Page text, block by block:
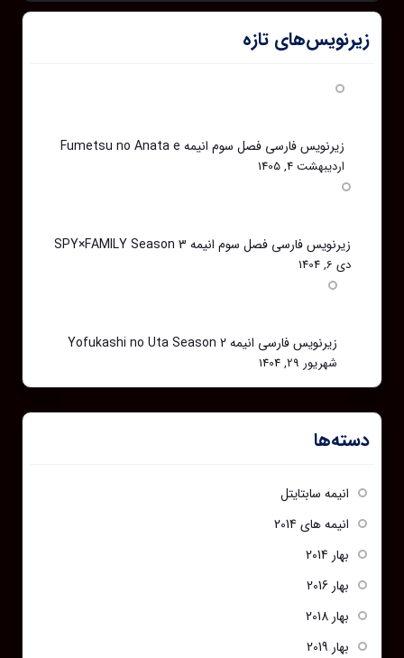
زیرنویس‌های تازه
زیرنویس فارسی فصل سوم انیمه Fumetsu no Anata e
اردیبهشت 4, 1405
زیرنویس فارسی فصل سوم انیمه SPY×FAMILY Season 3
دی 6, 1404
زیرنویس فارسی انیمه Yofukashi no Uta Season 2
شهریور 29, 1404
دسته‌ها
انیمه سابتایتل
انیمه های 2014
بهار 2014
بهار 2016
بهار 2018
بهار 2019